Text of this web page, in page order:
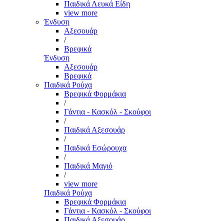
Παιδικά Λευκά Είδη
view more
Ένδυση
Αξεσουάρ
/
Βρεφικά
Ένδυση
Αξεσουάρ
Βρεφικά
Παιδικά Ρούχα
Βρεφικά Φορμάκια
/
Γάντια - Κασκόλ - Σκούφοι
/
Παιδικά Αξεσουάρ
/
Παιδικά Εσώρουχα
/
Παιδικά Μαγιό
/
view more
Παιδικά Ρούχα
Βρεφικά Φορμάκια
Γάντια - Κασκόλ - Σκούφοι